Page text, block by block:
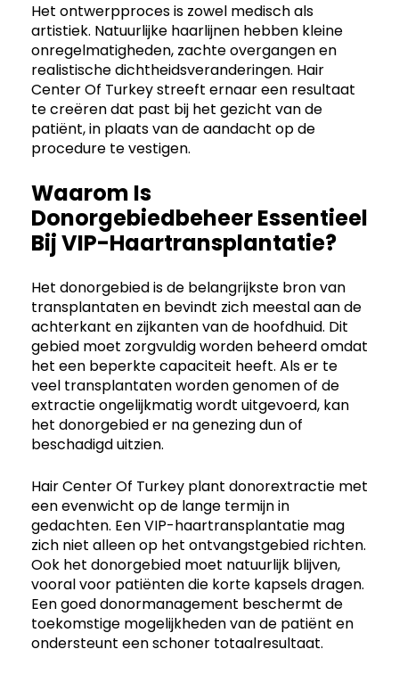
Het ontwerpproces is zowel medisch als
artistiek. Natuurlijke haarlijnen hebben kleine
onregelmatigheden, zachte overgangen en
realistische dichtheidsveranderingen. Hair
Center Of Turkey streeft ernaar een resultaat
te creëren dat past bij het gezicht van de
patiënt, in plaats van de aandacht op de
procedure te vestigen.
Waarom Is
Donorgebiedbeheer Essentieel
Bij VIP-Haartransplantatie?
Het donorgebied is de belangrijkste bron van
transplantaten en bevindt zich meestal aan de
achterkant en zijkanten van de hoofdhuid. Dit
gebied moet zorgvuldig worden beheerd omdat
het een beperkte capaciteit heeft. Als er te
veel transplantaten worden genomen of de
extractie ongelijkmatig wordt uitgevoerd, kan
het donorgebied er na genezing dun of
beschadigd uitzien.
Hair Center Of Turkey plant donorextractie met
een evenwicht op de lange termijn in
gedachten. Een VIP-haartransplantatie mag
zich niet alleen op het ontvangstgebied richten.
Ook het donorgebied moet natuurlijk blijven,
vooral voor patiënten die korte kapsels dragen.
Een goed donormanagement beschermt de
toekomstige mogelijkheden van de patiënt en
ondersteunt een schoner totaalresultaat.